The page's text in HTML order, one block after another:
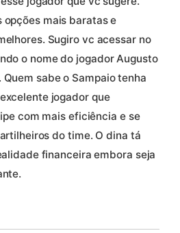
opções mais baratas e
Sugiro vc acessar no
o nome do jogador Augusto
sabe o Sampaio tenha
jogador que
com mais eficiência e se
do time. O dina tá
financeira embora seja